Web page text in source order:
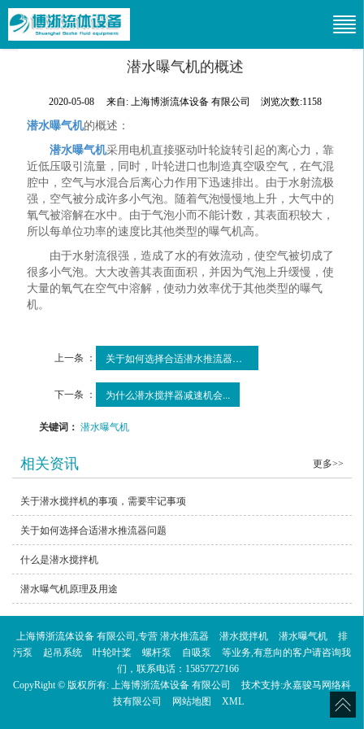
潜水曝气机的概述
2020-05-08 来自:上海博浙流体设备 有限公司 浏览次数:1158
潜水曝气机的概述：
潜水曝气机采用电机直接驱动叶轮旋转引起的离心力，靠
近低压吸引流量，同时，叶轮进口也制造真空吸空气，在气混
腔中，空气与水混合后离心力作用下迅速排出。由于水射流极
强，空气被分成许多小气泡。随着气泡慢慢地上升，大气中的
氧气被溶解在水中。由于气泡小而不能计数，其表面积较大，
所以每单位功率的速度比其他类型的曝气机高。
由于水射流很强，造成了水的有效流动，使空气被切成了
很多小气泡。大大改善其表面面积，并因为气泡上升缓慢，使
大量的氧气在空气中溶解，使动力效率优于其他类型的曝气
机。
上一条 ： 关于如何选择合适潜水推流器问题
下一条 ： 为什么潜水搅拌器减速机会...
关键词：潜水曝气机
相关资讯 更多>>
关于潜水搅拌机的事项，需要牢记事项
关于如何选择合适潜水推流器问题
什么是潜水搅拌机
潜水曝气机原理及用途
上海博浙流体设备 有限公司,专营 潜水推流器 潜水搅拌机 潜水曝气机
排
污泵
起吊系统 叶轮叶桨 螺杆泵 自吸泵
等业务,有意向的客户请咨询我
们，联系电话： 15857727166
CopyRight © 版权所有: 上海博浙流体设备 有限公司 技术支持:永嘉骏马网络科
技有限公司
网站地图 XML